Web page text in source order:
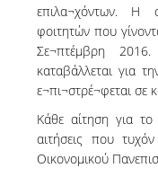
επιλα¬χόντων. Η
φοιτητών που
Σε¬πτέμβρη
καταβάλλεται για
ε¬πι¬στρέ¬φεται σε
Κάθε αίτηση για το
αιτήσεις που
Οικονομικού